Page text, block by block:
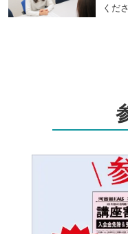
くだ